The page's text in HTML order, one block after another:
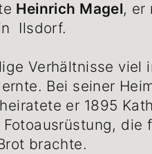
Heinrich Magel, er
Ilsdorf.
Verhältnisse
Bei seiner
er 1895
Fotoausrüstung,
brachte.